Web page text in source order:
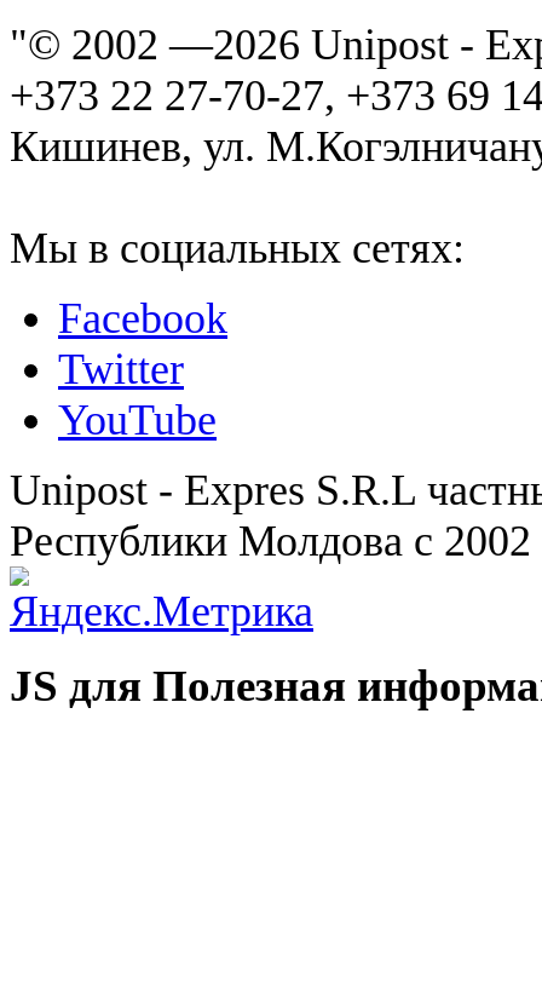
"© 2002 —2026 Unipost -
+373 22 27-70-27, +373 69
Кишинев, ул.
Мы в социальных сетях:
Facebook
Twitter
YouTube
Unipost - Expres S.R.L
Республики Молдова с 2002
JS для Полезная